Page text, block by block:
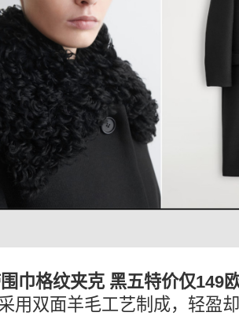
围巾格纹夹克 黑五特价仅149
用双面羊毛工艺制成，轻盈